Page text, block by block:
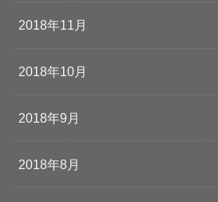
2018年11月
2018年10月
2018年9月
2018年8月